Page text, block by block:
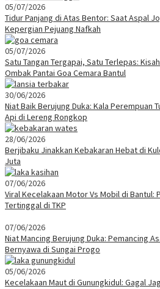
05/07/2026
Tidur Panjang di Atas Bentor: Saat Aspal
Kepergian Pejuang Nafkah
05/07/2026
Satu Tangan Tergapai, Satu Terlepas:
Ombak Pantai Goa Cemara Bantul
30/06/2026
Niat Baik Berujung Duka: Kala Perempuan
Api di Lereng Rongkop
28/06/2026
Berjibaku Jinakkan Kebakaran Hebat di
Juta
07/06/2026
Viral Kecelakaan Motor Vs Mobil di Bantul:
Tertinggal di TKP
07/06/2026
Niat Mancing Berujung Duka: Pemancing
Bernyawa di Sungai Progo
05/06/2026
Kecelakaan Maut di Gunungkidul: Gagal